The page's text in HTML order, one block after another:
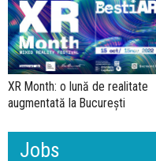
XR Month: o lună de realitate
augmentată la București
Jobs